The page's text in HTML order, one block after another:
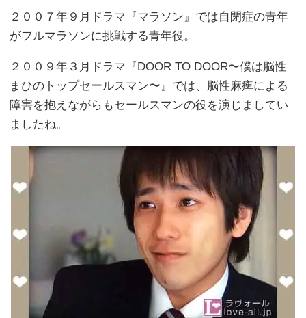
２００７年９月ドラマ『マラソン』では自閉症の青年
がフルマラソンに挑戦する青年役。
２００９年３月ドラマ『DOOR TO DOOR〜僕は脳性
まひのトップセールスマン〜』では、脳性麻痺による
障害を抱えながらもセールスマンの役を演じましてい
ましたね。